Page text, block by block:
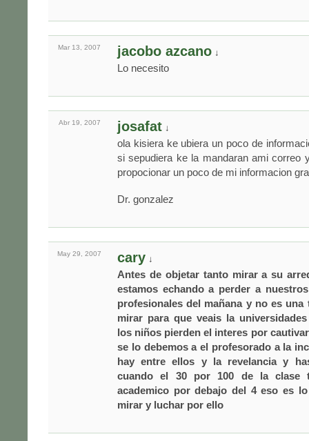
Mar 13, 2007 jacobo azcano ↓
Lo necesito
Abr 19, 2007 josafat ↓
ola kisiera ke ubiera un poco de
si sepudiera ke la mandaran ami correo
propocionar un poco de mi informacion
Dr. gonzalez
May 29, 2007 cary ↓
Antes de objetar tanto mirar a su
estamos echando a perder a
profesionales del mañana y no es
mirar para que veais la
los niños pierden el interes por
se lo debemos a el profesorado a la
hay entre ellos y la revelancia y
cuando el 30 por 100 de la clase
academico por debajo del 4 eso es
mirar y luchar por ello